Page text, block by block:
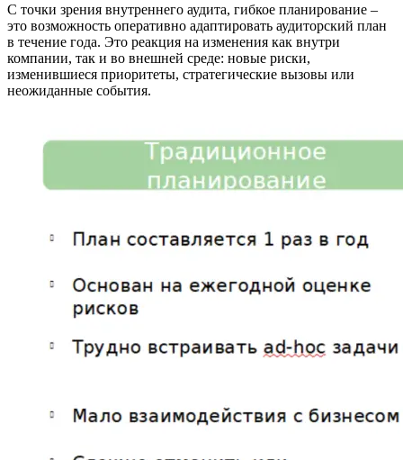
С точки зрения внутреннего аудита, гибкое планирование –
это возможность оперативно адаптировать аудиторский план
в течение года. Это реакция на изменения как внутри
компании, так и во внешней среде: новые риски,
изменившиеся приоритеты, стратегические вызовы или
неожиданные события.